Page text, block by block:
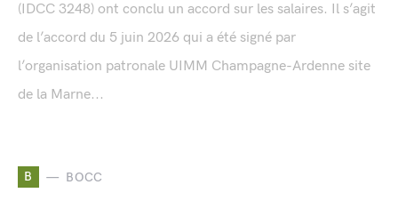
(IDCC 3248) ont conclu un accord sur les salaires. Il s’agit
de l’accord du 5 juin 2026 qui a été signé par
l’organisation patronale UIMM Champagne-Ardenne site
de la Marne...
B BOCC